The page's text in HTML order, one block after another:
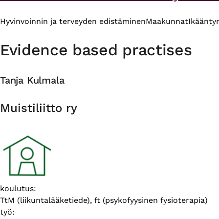
Hyvinvoinnin ja terveyden edistäminenMaakunnat
Evidence based practises
Tanja Kulmala
Organisation
Muistiliitto ry
Introduction
koulutus:
TtM (liikuntalääketiede), ft (psykofyysinen fysioterapia)
työ: